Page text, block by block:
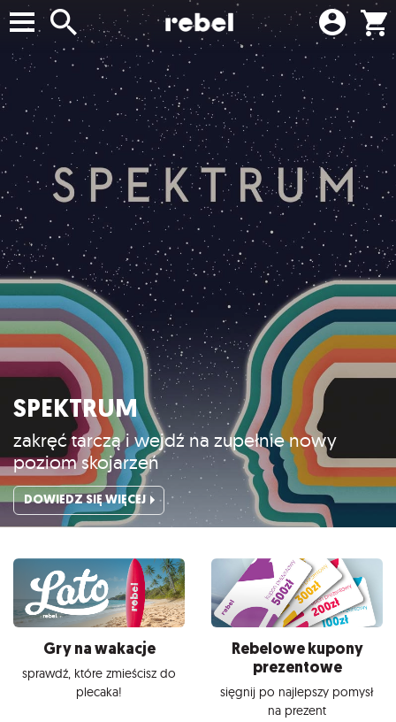
SPEKTRUM
zakręć tarczą i wejdź na zupełnie nowy
poziom skojarzeń
DOWIEDZ SIĘ WIĘCEJ
Gry na wakacje
sprawdź, które zmieścisz do
plecaka!
Rebelowe kupony
prezentowe
sięgnij po najlepszy pomysł
na prezent